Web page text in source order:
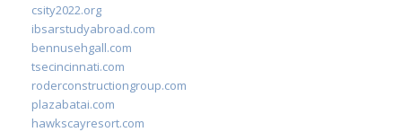
csity2022.org
ibsarstudyabroad.com
bennusehgall.com
tsecincinnati.com
roderconstructiongroup.com
plazabatai.com
hawkscayresort.com